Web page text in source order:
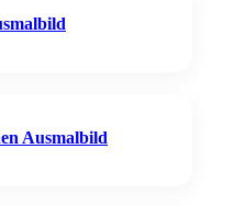
Ausmalbild